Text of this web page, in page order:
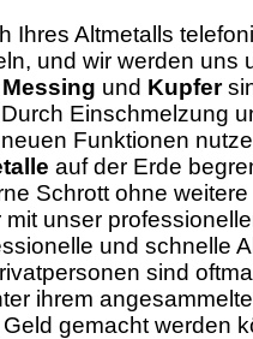
Ihres Altmetalls
und wir werden uns
Messing und Kupfer
Einschmelzung
Funktionen
auf der Erde
Schrott ohne weitere
unser
und schnelle
sind
ihrem
gemacht werden